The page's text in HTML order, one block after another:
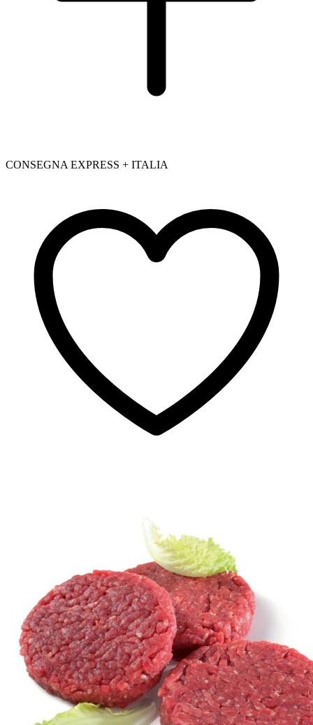
CONSEGNA EXPRESS + ITALIA